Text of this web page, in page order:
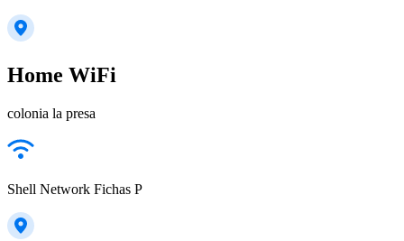
Home WiFi
colonia la presa
Shell Network Fichas P